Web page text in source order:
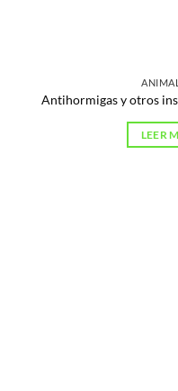
Antihormigas y otros
LEER